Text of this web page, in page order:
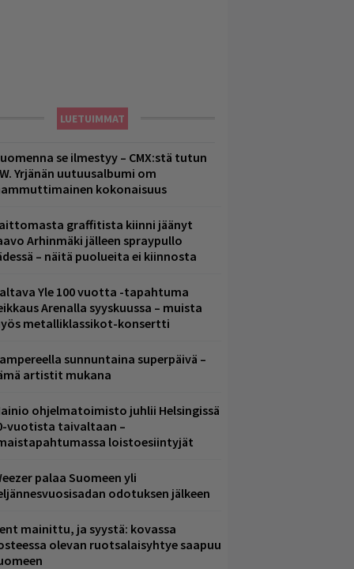
LUETUIMMAT
se ilmestyy – CMX:stä tutun
Yrjänän uutuusalbumi om
kokonaisuus
graffitista kiinni jäänyt
Arhinmäki jälleen spraypullo
– näitä puolueita ei kiinnosta
Yle 100 vuotta -tapahtuma
Arenalla syyskuussa – muista
metalliklassikot-konsertti
sunnuntaina superpäivä –
artistit mukana
ohjelmatoimisto juhlii Helsingissä
vuotista taivaltaan –
loistoesiintyjät
palaa Suomeen yli
odotuksen jälkeen
mainittu, ja syystä: kovassa
olevan ruotsalaisyhtye saapuu